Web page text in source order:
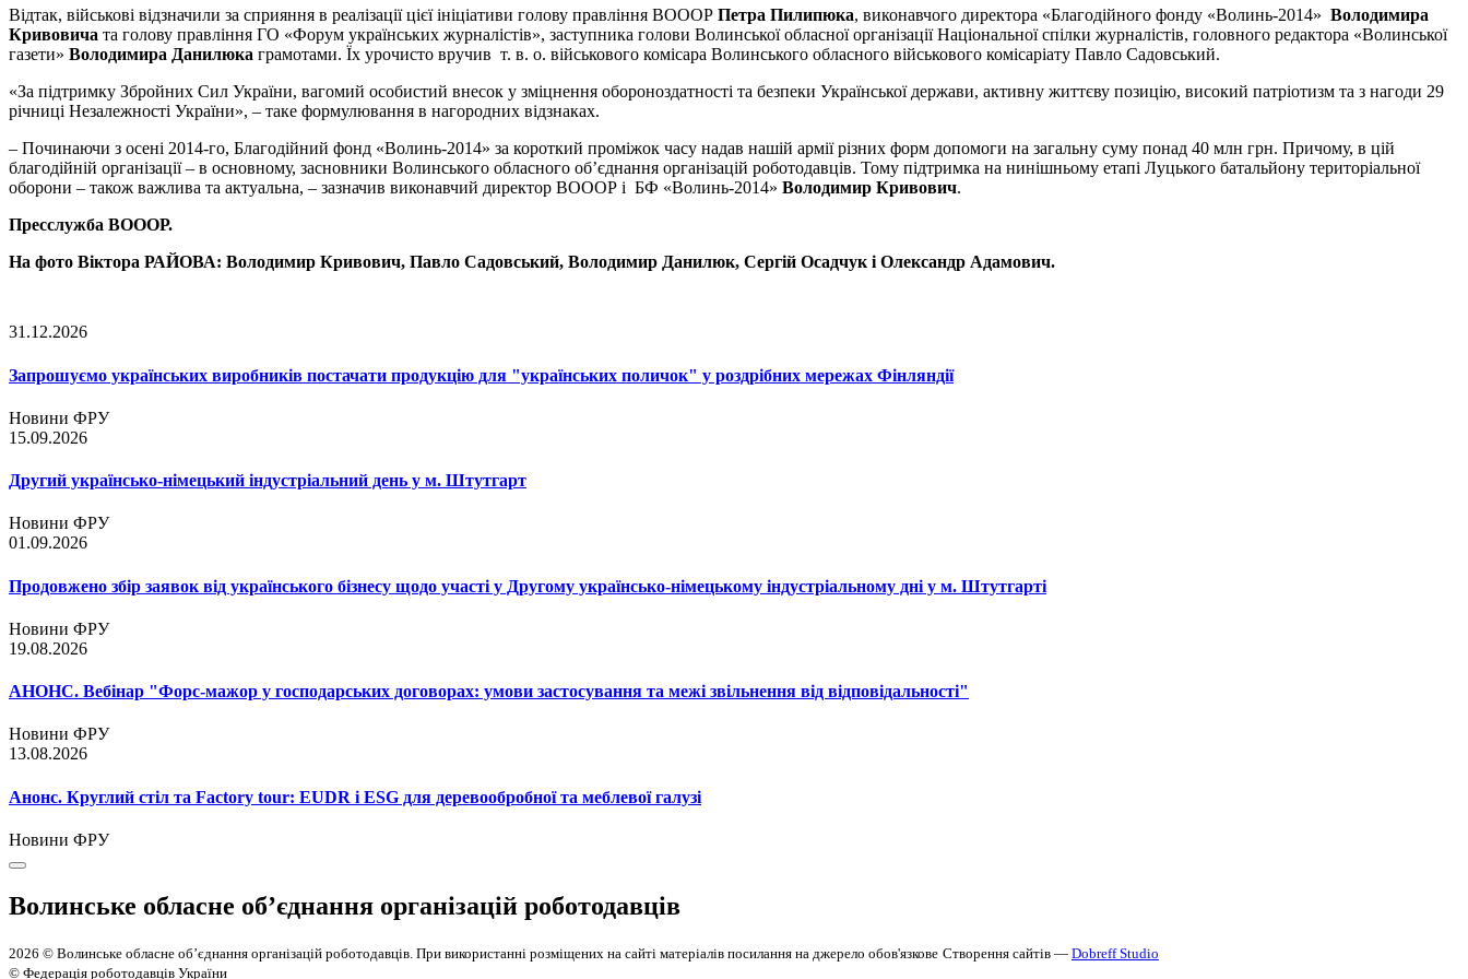
Відтак, військові відзначили за сприяння в реалізації цієї ініціативи голову правління ВОООР Петра Пилипюка, виконавчого директора «Благодійного фонду «Волинь-2014» Володимира
Кривовича та голову правління ГО «Форум українських журналістів», заступника голови Волинської обласної організації Національної спілки журналістів, головного редактора «Волинської
газети» Володимира Данилюка грамотами. Їх урочисто вручив т. в. о. військового комісара Волинського обласного військового комісаріату Павло Садовський.
«За підтримку Збройних Сил України, вагомий особистий внесок у зміцнення обороноздатності та безпеки Української держави, активну життєву позицію, високий патріотизм та з нагоди 29
річниці Незалежності України», – таке формулювання в нагородних відзнаках.
– Починаючи з осені 2014-го, Благодійний фонд «Волинь-2014» за короткий проміжок часу надав нашій армії різних форм допомоги на загальну суму понад 40 млн грн. Причому, в цій
благодійній організації – в основному, засновники Волинського обласного об’єднання організацій роботодавців. Тому підтримка на нинішньому етапі Луцького батальйону територіальної
оборони – також важлива та актуальна, – зазначив виконавчий директор ВОООР і БФ «Волинь-2014» Володимир Кривович.
Пресслужба ВОООР.
На фото Віктора РАЙОВА: Володимир Кривович, Павло Садовський, Володимир Данилюк, Сергій Осадчук і Олександр Адамович.
31.12.2026
Запрошуємо українських виробників постачати продукцію для "українських поличок" у роздрібних мережах Фінляндії
Новини ФРУ
15.09.2026
Другий українсько-німецький індустріальний день у м. Штутгарт
Новини ФРУ
01.09.2026
Продовжено збір заявок від українського бізнесу щодо участі у Другому українсько-німецькому індустріальному дні у м. Штутгарті
Новини ФРУ
19.08.2026
АНОНС. Вебінар "Форс-мажор у господарських договорах: умови застосування та межі звільнення від відповідальності"
Новини ФРУ
13.08.2026
Анонс. Круглий стіл та Factory tour: EUDR і ESG для деревообробної та меблевої галузі
Новини ФРУ
Волинське обласне об’єднання організацій роботодавців
2026 © Волинське обласне об’єднання організацій роботодавців. При використанні розміщених на сайті матеріалів посилання на джерело обов'язкове Створення сайтів — Dobreff Studio
© Федерація роботодавців України